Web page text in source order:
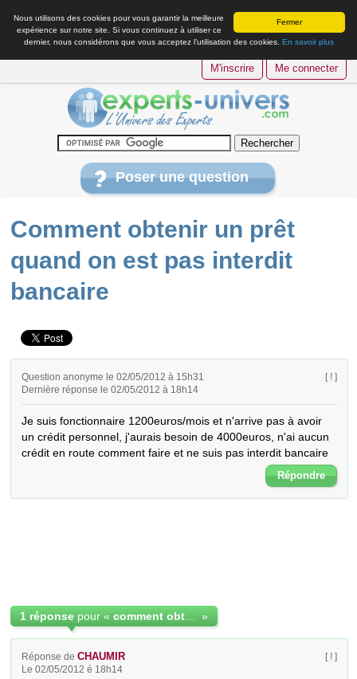
Fermer
Nous utilisons des cookies pour vous garantir la meilleure
expérience sur notre site. Si vous continuez à utiliser ce
dernier, nous considérons que vous acceptez l’utilisation des cookies. En savoir plus
M'inscrire Me connecter
Poser une question
Comment obtenir un prêt
quand on est pas interdit
bancaire
Question anonyme le 02/05/2012 à 15h31
Dernière réponse le 02/05/2012 à 18h14
[ ! ]
Je suis fonctionnaire 1200euros/mois et n'arrive pas à avoir
un crédit personnel, j'aurais besoin de 4000euros, n'ai aucun
crédit en route comment faire et ne suis pas interdit bancaire
Répondre
1 réponse pour « »
Réponse deCHAUMIR
Le 02/05/2012 é 18h14
[ ! ]